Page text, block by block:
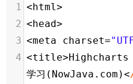
1 <html >
2 <head>
3 <meta charset=
4 <title>Highcharts
学习 ( NowJava . com )<